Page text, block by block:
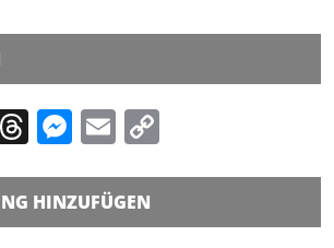
Threads
Messenger
Email
HINZUFÜGEN